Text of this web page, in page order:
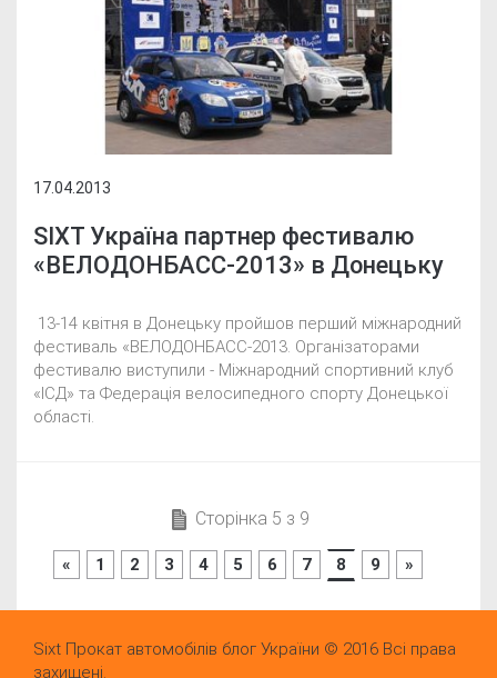
17.04.2013
SIXT Україна партнер фестивалю
«ВЕЛОДОНБАСС-2013» в Донецьку
13-14 квітня в Донецьку пройшов перший міжнародний
фестиваль «ВЕЛОДОНБАСС-2013. Організаторами
фестивалю виступили - Міжнародний спортивний клуб
«ІСД» та Федерація велосипедного спорту Донецької
області.
Сторінка 5 з 9
« 1 2 3 4 5 6 7 8 9 »
Sixt Прокат автомобілів блог України © 2016 Всі права
захищені.